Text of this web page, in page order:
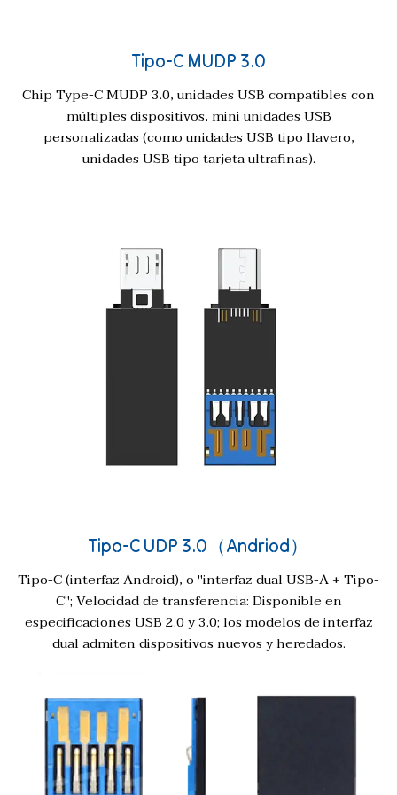
Tipo-C MUDP 3.0
Chip Type-C MUDP 3.0, unidades USB compatibles con
múltiples dispositivos, mini unidades USB
personalizadas (como unidades USB tipo llavero,
unidades USB tipo tarjeta ultrafinas).
Tipo-C UDP 3.0（Andriod）
Tipo-C (interfaz Android), o "interfaz dual USB-A + Tipo-
C"; Velocidad de transferencia: Disponible en
especificaciones USB 2.0 y 3.0; los modelos de interfaz
dual admiten dispositivos nuevos y heredados.